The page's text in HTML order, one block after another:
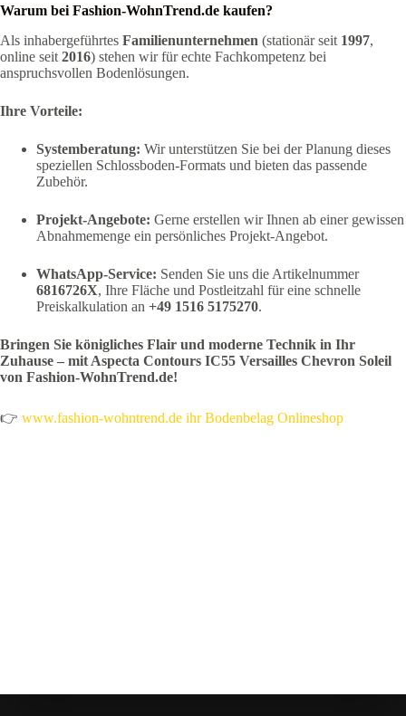
Warum bei Fashion-WohnTrend.de kaufen?
Als inhabergeführtes Familienunternehmen (stationär seit 1997,
online seit 2016) stehen wir für echte Fachkompetenz bei
anspruchsvollen Bodenlösungen.
Ihre Vorteile:
Systemberatung: Wir unterstützen Sie bei der Planung dieses
speziellen Schlossboden-Formats und bieten das passende
Zubehör.
Projekt-Angebote: Gerne erstellen wir Ihnen ab einer gewissen
Abnahmemenge ein persönliches Projekt-Angebot.
WhatsApp-Service: Senden Sie uns die Artikelnummer
6816726X, Ihre Fläche und Postleitzahl für eine schnelle
Preiskalkulation an +49 1516 5175270.
Bringen Sie königliches Flair und moderne Technik in Ihr
Zuhause – mit Aspecta Contours IC55 Versailles Chevron Soleil
von Fashion-WohnTrend.de!
👉 www.fashion-wohntrend.de ihr Bodenbelag Onlineshop